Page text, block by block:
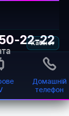
Кабінет
22-22
Домашній
телефон